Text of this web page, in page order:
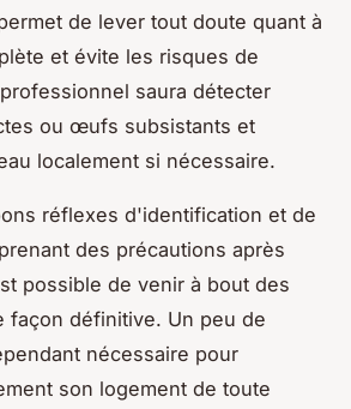
de lever tout doute quant à
et évite les risques de
saura détecter
ou œufs subsistants et
localement si nécessaire.
réflexes d'identification et de
des précautions après
possible de venir à bout des
façon définitive. Un peu de
nécessaire pour
son logement de toute